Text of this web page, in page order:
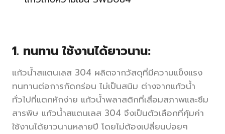
1. ทนทาน ใช้งานได้ยาวนาน:
แก้วน้ำสแตนเลส 304 ผลิตจากวัสดุที่มีความแข็งแรง
ทนทานต่อการกัดกร่อน ไม่เป็นสนิม ต่างจากแก้วน้ำ
ทั่วไปที่แตกหักง่าย แก้วน้ำพลาสติกที่เสื่อมสภาพและซึม
สารพิษ แก้วน้ำสแตนเลส 304 จึงเป็นตัวเลือกที่คุ้มค่า
ใช้งานได้ยาวนานหลายปี โดยไม่ต้องเปลี่ยนบ่อยๆ